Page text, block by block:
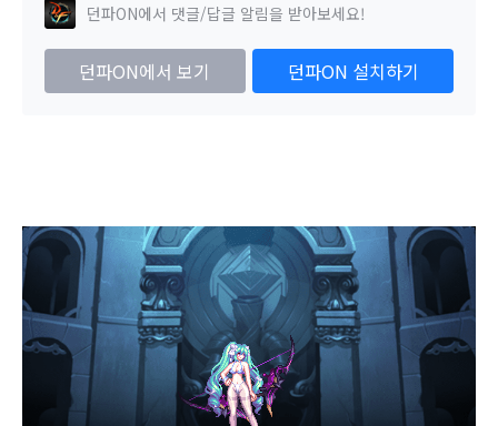
던파ON에서 댓글/답글 알림을 받아보세요!
던파ON에서 보기 던파ON 설치하기